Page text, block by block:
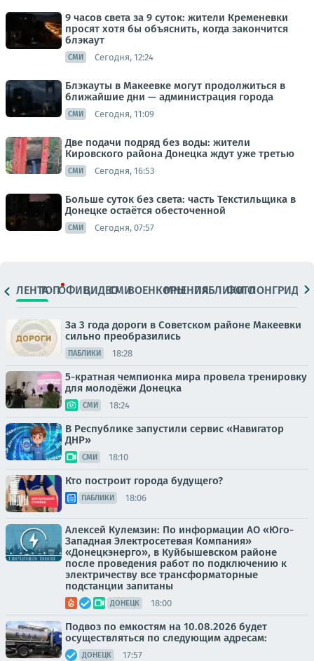
9 часов света за 9 суток: жители Кременевки
просят хотя бы объяснить, когда закончится
блэкаут
СМИ Сегодня, 12:24
Блэкауты в Макеевке могут продолжиться в
ближайшие дни — администрация города
СМИ Сегодня, 11:09
Две подачи подряд без воды: жители
Кировского района Донецка ждут уже третью
СМИ Сегодня, 16:53
Больше суток без света: часть Текстильщика в
Донецке остаётся обесточенной
СМИ Сегодня, 07:57
ЛЕНТАТОПОФИЦ.ВИДЕОСМИВОЕНКОРЫМНЕНИЯПАБЛИКИ
ФОТОЛОНГРИДЫ
За 3 года дороги в Советском районе Макеевки
сильно преобразились
ПАБЛИКИ 18:28
5-кратная чемпионка мира провела тренировку
для молодёжи Донецка
СМИ 18:24
В Республике запустили сервис «Навигатор
ДНР»
СМИ 18:10
Кто построит города будущего?
ПАБЛИКИ 18:06
Алексей Кулемзин: По информации АО «Юго-
Западная Электросетевая Компания»
«Донецкэнерго», в Куйбышевском районе
после проведения работ по подключению к
электричеству все трансформаторные
подстанции запитаны
ДОНЕЦК 18:00
Подвоз по емкостям на 10.08.2026 будет
осуществляться по следующим адресам:
ДОНЕЦК 17:57